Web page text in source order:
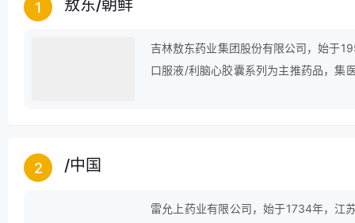
1 敖东/朝鲜
吉林敖东药业集团股份有限公司，始于
口服液/利脑心胶囊系列为主推药品，集
2 /中国
雷允上药业有限公司，始于1734年，江